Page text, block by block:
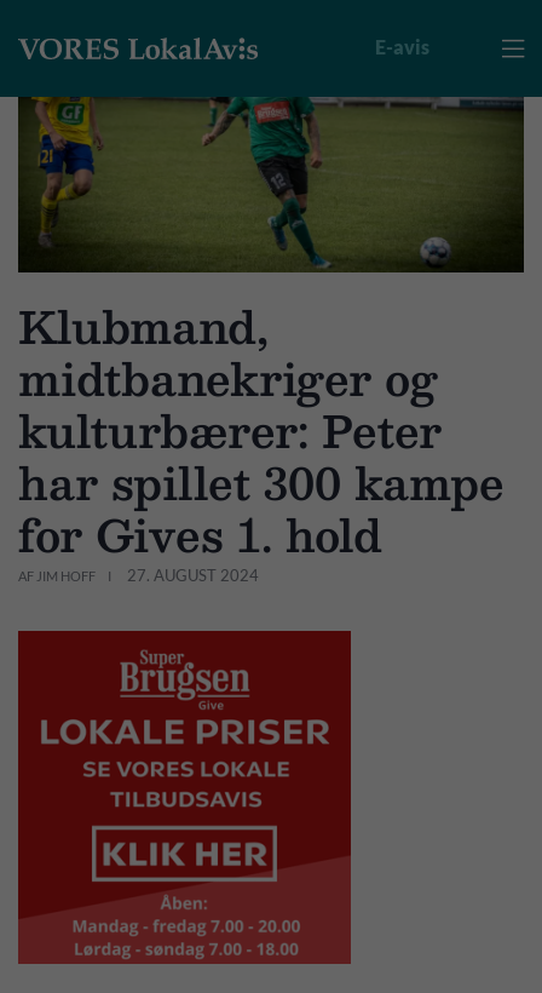

E-avis
Klubmand,
midtbanekriger og
kulturbærer: Peter
har spillet 300 kampe
for Gives 1. hold
AF JIM HOFF 27. AUGUST 2024